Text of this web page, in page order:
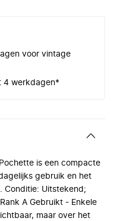
voor vintage
4 werkdagen*
is een compacte
gebruik en het
Conditie: Uitstekend;
A Gebruikt - Enkele
maar over het